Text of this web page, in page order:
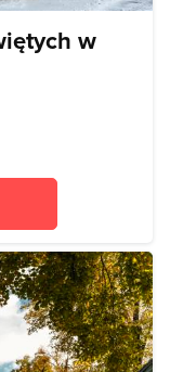
w